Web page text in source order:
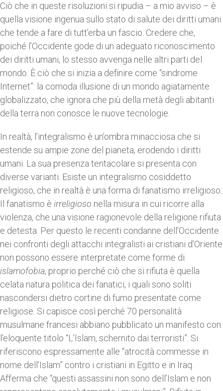
Ciò che in queste risoluzioni si ripudia – a mio avviso – è
quella visione ingenua sullo stato di salute dei diritti umani
che tende a fare di tutt’erba un fascio. Credere che,
poiché l’Occidente gode di un adeguato riconoscimento
dei diritti umani, lo stesso avvenga nelle altri parti del
mondo. È ciò che si inizia a definire come “sindrome
Internet”: la comoda illusione di un mondo agiatamente
globalizzato, che ignora che più della metà degli abitanti
della terra non conosce le nuove tecnologie.
In realtà, l’integralismo è un’ombra minacciosa che si
estende su ampie zone del pianeta, erodendo i diritti
umani. La sua presenza tentacolare si presenta con
diverse varianti. Esiste un integralismo cosiddetto
religioso, che in realtà è una forma di fanatismo irreligioso.
Il fanatismo è irreligioso nella misura in cui ricorre alla
violenza, che una visione ragionevole della religione rifiuta
e detesta. Per questo le recenti condanne dell’Occidente
nei confronti degli attacchi integralisti ai cristiani d’Oriente
non possono essere interpretate come forme di
islamofobia, proprio perché ciò che si rifiuta è quella
celata natura politica dei fanatici, i quali sono soliti
nascondersi dietro cortine di fumo presentate come
religiose. Si capisce così perché 70 personalità
musulmane francesi abbiano pubblicato un manifesto con
l’eloquente titolo “L’Islam, schernito dai terroristi”. Si
riferiscono espressamente alle “atrocità commesse in
nome dell’Islam” contro i cristiani in Egitto e in Iraq.
Afferma che “questi assassini non sono dell’Islam e non